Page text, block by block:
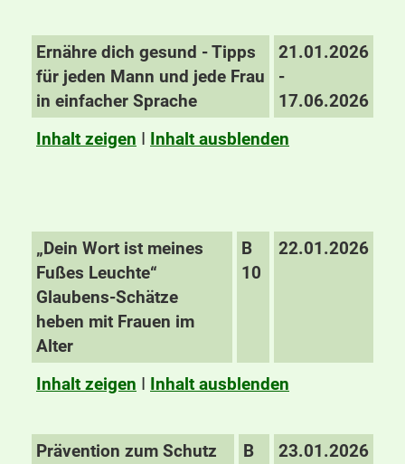
Ernähre dich gesund - Tipps
für jeden Mann und jede Frau
in einfacher Sprache
21.01.2026
-
17.06.2026
Inhalt zeigen I Inhalt ausblenden
„Dein Wort ist meines
Fußes Leuchte“
Glaubens-Schätze
heben mit Frauen im
Alter
B
10
22.01.2026
Inhalt zeigen I Inhalt ausblenden
Prävention zum Schutz
B
23.01.2026